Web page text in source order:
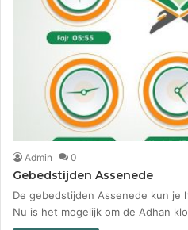
Admin 0
Gebedstijden Assenede
De gebedstijden Assenede kun je
Nu is het mogelijk om de Adhan